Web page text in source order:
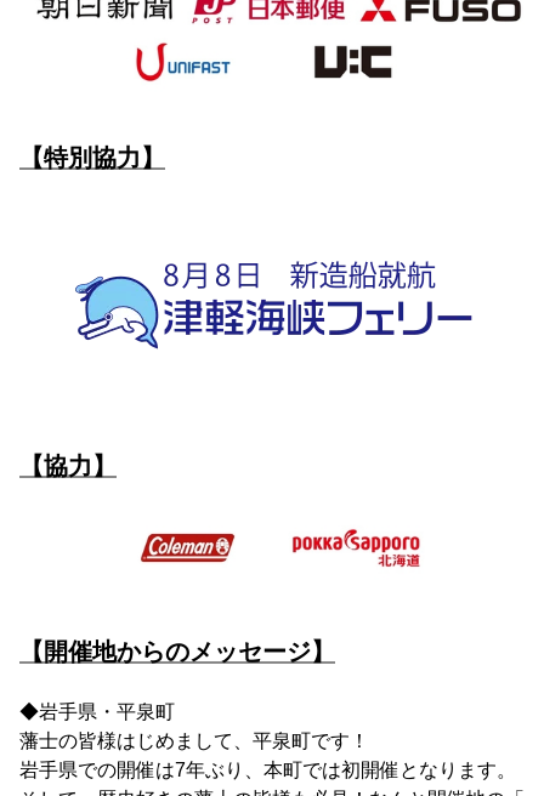
【特別協力】
【協力】
【開催地からのメッセージ】
◆岩手県・平泉町
藩士の皆様はじめまして、平泉町です！
岩手県での開催は7年ぶり、本町では初開催となります。